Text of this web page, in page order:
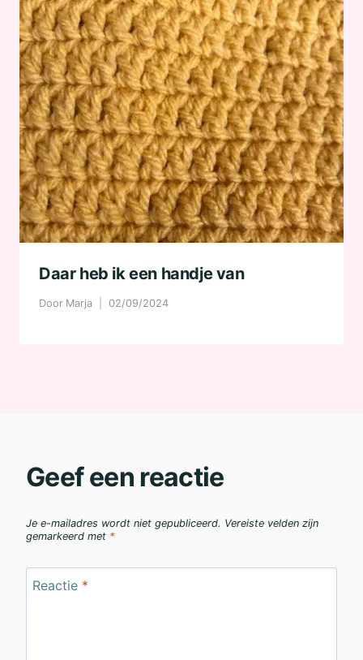
Daar heb ik een handje van
Door Marja 02/09/2024
Geef een reactie
Je e-mailadres wordt niet gepubliceerd. Vereiste velden zijn
gemarkeerd met *
Reactie *